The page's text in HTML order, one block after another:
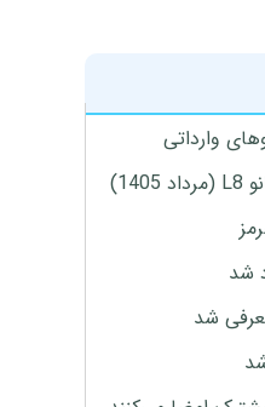
وارداتی
شد
شد